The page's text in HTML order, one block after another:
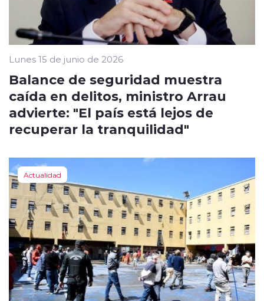
Lunes 15 de junio de 2026
Balance de seguridad muestra
caída en delitos, ministro Arrau
advierte: "El país está lejos de
recuperar la tranquilidad"
Actualidad